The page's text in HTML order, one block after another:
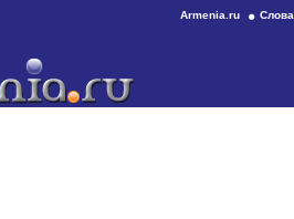
Armenia.ru